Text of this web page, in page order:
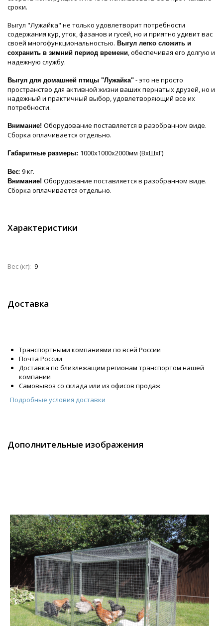
сроки.
Выгул "Лужайка" не только удовлетворит потребности
содержания кур, уток, фазанов и гусей, но и приятно удивит вас
своей многофункциональностью. Выгул легко сложить и
сохранить в зимний период времени, обеспечивая его долгую и
надежную службу.
Выгул для домашней птицы "Лужайка" - это не просто
пространство для активной жизни ваших пернатых друзей, но и
надежный и практичный выбор, удовлетворяющий все их
потребности.
Внимание! Оборудование поставляется в разобранном виде.
Сборка оплачивается отдельно.
Габаритные размеры: 1000х1000х2000мм (ВхШхГ)
Вес: 9 кг.
Внимание! Оборудование поставляется в разобранном виде.
Сборка оплачивается отдельно.
Характеристики
Вес (кг): 9
Доставка
Транспортными компаниями по всей России
Почта России
Доставка по близлежащим регионам транспортом нашей
компании
Самовывоз со склада или из офисов продаж
Подробные условия доставки
Дополнительные изображения